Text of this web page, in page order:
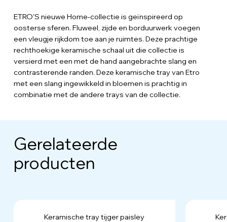
ETRO'S nieuwe Home-collectie is geïnspireerd op
oosterse sferen. Fluweel, zijde en borduurwerk voegen
een vleugje rijkdom toe aan je ruimtes. Deze prachtige
rechthoekige keramische schaal uit die collectie is
versierd met een met de hand aangebrachte slang en
contrasterende randen. Deze keramische tray van Etro
met een slang ingewikkeld in bloemen is prachtig in
combinatie met de andere trays van de collectie.
Gerelateerde
producten
Keramische tray tijger paisley